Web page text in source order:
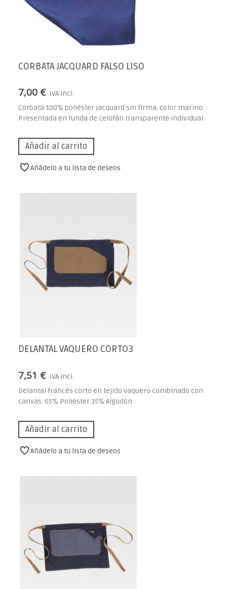
CORBATA JACQUARD FALSO LISO
7,00 € IVA incl.
Corbata 100% poliéster jacquard sin firma, color marino.
Presentada en funda de celofán transparente individual.
Añadir al carrito
Añádelo a tu lista de deseos
DELANTAL VAQUERO CORTO3
7,51 € IVA incl.
Delantal francés corto en tejido vaquero combinado con
canvas. 65% Poliéster 35% Algodón
Añadir al carrito
Añádelo a tu lista de deseos